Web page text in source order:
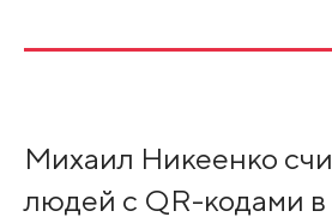
Михаил Никеенко
людей с QR-кодами в